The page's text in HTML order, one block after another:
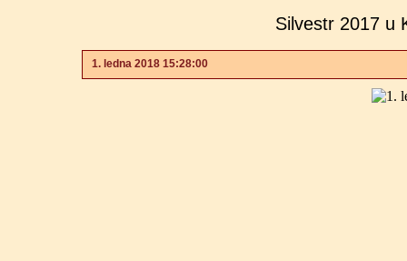
Silvestr 2017 u
1. ledna 2018 15:28:00